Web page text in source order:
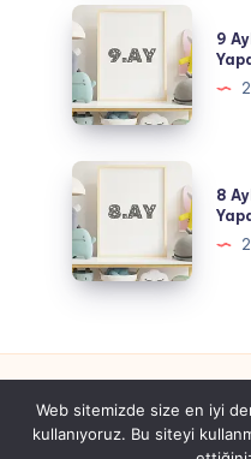
Yapabildikleri
ve
Yeme
Düzeni
9
Aylık
Bebek:
Kilosu,
Boyu,
Yapabildikleri
ve
Yeme
Düzeni
9
Aylık
Bebek:
Kilosu,
Boyu,
ve
Yeme
Düzeni
8
Tüm hakları
Web sitemizde size en iyi
kullanıyoruz. Bu siteyi